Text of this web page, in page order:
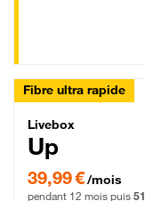
Fibre ultra rapide
Livebox Up
Livebox
Up
39,99 € par mois
39,99 €/mois
pendant 12 mois puis